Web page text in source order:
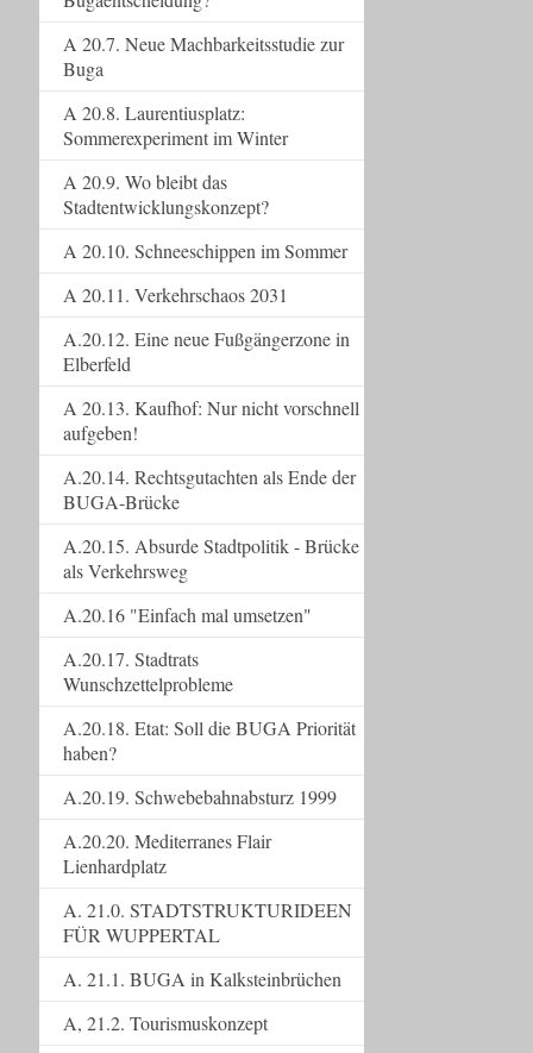
A 20.7. Neue Machbarkeitsstudie zur
Buga
A 20.8. Laurentiusplatz:
Sommerexperiment im Winter
A 20.9. Wo bleibt das
Stadtentwicklungskonzept?
A 20.10. Schneeschippen im Sommer
A 20.11. Verkehrschaos 2031
A.20.12. Eine neue Fußgängerzone in
Elberfeld
A 20.13. Kaufhof: Nur nicht vorschnell
aufgeben!
A.20.14. Rechtsgutachten als Ende der
BUGA-Brücke
A.20.15. Absurde Stadtpolitik - Brücke
als Verkehrsweg
A.20.16 "Einfach mal umsetzen"
A.20.17. Stadtrats
Wunschzettelprobleme
A.20.18. Etat: Soll die BUGA Priorität
haben?
A.20.19. Schwebebahnabsturz 1999
A.20.20. Mediterranes Flair
Lienhardplatz
A. 21.0. STADTSTRUKTURIDEEN
FÜR WUPPERTAL
A. 21.1. BUGA in Kalksteinbrüchen
A, 21.2. Tourismuskonzept